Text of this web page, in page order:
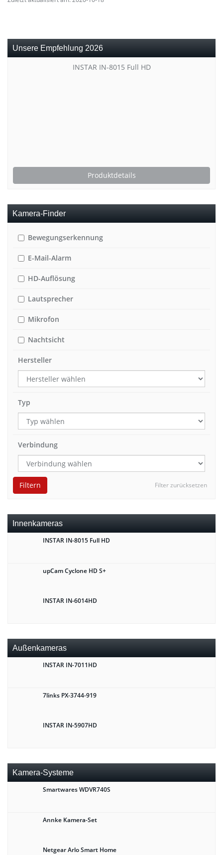
Unsere Empfehlung 2026
INSTAR IN-8015 Full HD
Produktdetails
Kamera-Finder
Bewegungserkennung
E-Mail-Alarm
HD-Auflösung
Lautsprecher
Mikrofon
Nachtsicht
Hersteller
Typ
Verbindung
Filter zurücksetzen
Filtern
Innenkameras
INSTAR IN-8015 Full HD
upCam Cyclone HD S+
INSTAR IN-6014HD
Außenkameras
INSTAR IN-7011HD
7links PX-3744-919
INSTAR IN-5907HD
Kamera-Systeme
Smartwares WDVR740S
Annke Kamera-Set
Netgear Arlo Smart Home